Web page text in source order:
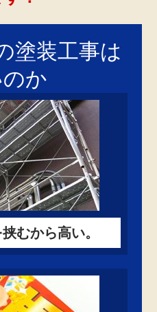
塗装工事は
か
むから高い。